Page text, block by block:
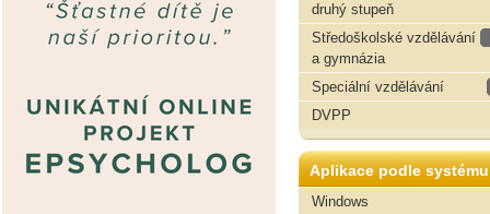
druhý stupeň
Středoškolské vzdělávání
a gymnázia
Speciální vzdělávání
DVPP
Aplikace podle systému
Windows